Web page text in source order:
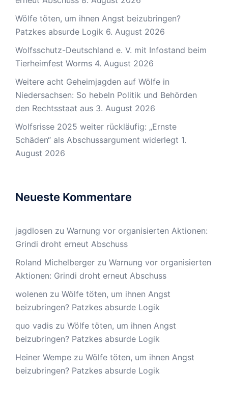
Wölfe töten, um ihnen Angst beizubringen?
Patzkes absurde Logik 6. August 2026
Wolfsschutz-Deutschland e. V. mit Infostand beim
Tierheimfest Worms 4. August 2026
Weitere acht Geheimjagden auf Wölfe in
Niedersachsen: So hebeln Politik und Behörden
den Rechtsstaat aus 3. August 2026
Wolfsrisse 2025 weiter rückläufig: „Ernste
Schäden“ als Abschussargument widerlegt 1.
August 2026
Neueste Kommentare
jagdlosen zu Warnung vor organisierten Aktionen:
Grindi droht erneut Abschuss
Roland Michelberger zu Warnung vor organisierten
Aktionen: Grindi droht erneut Abschuss
wolenen zu Wölfe töten, um ihnen Angst
beizubringen? Patzkes absurde Logik
quo vadis zu Wölfe töten, um ihnen Angst
beizubringen? Patzkes absurde Logik
Heiner Wempe zu Wölfe töten, um ihnen Angst
beizubringen? Patzkes absurde Logik